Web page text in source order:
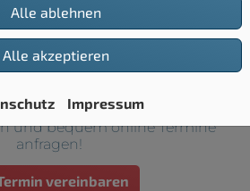
und bequem online Termine
anfragen!
vereinbaren
Alle ablehnen
Alle akzeptieren
Impressum